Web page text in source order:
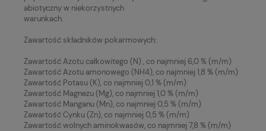
abiotyczny w niekorzystnych
warunkach.
Zawartość składników pokarmowych:
Zawartość Azotu całkowitego (N) , co najmniej 6,0 % (m/m)
Zawartość Azotu amonowego (NH4), co najmniej 1,8 % (m/m)
Zawartość Potasu (K), co najmniej 0,1 % (m/m)
Zawartość Magnezu (Mg), co najmniej 1,0 % (m/m)
Zawartość Manganu (Mn), co najmniej 0,5 % (m/m)
Zawartość Cynku (Zn), co najmniej 0,5 % (m/m)
Zawartość wolnych aminokwasów, co najmniej 7,8 % (m/m)